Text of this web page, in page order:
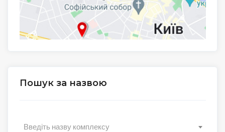
Пошук за назвою
Введіть назву комплексу